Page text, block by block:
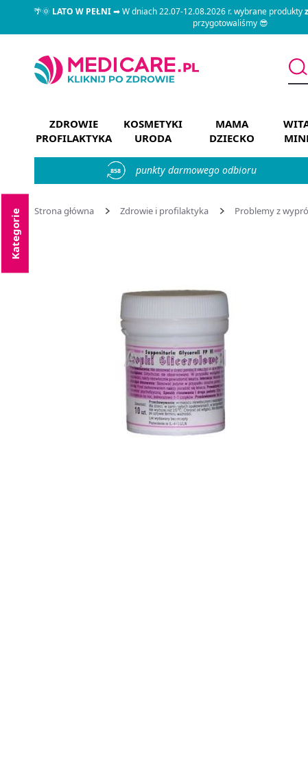
🌴🌞LATO W PEŁNI➡ W dniach 22.07-12.08.2026 r. wybrane produkty
przygotowaliśmy 😎
ZDROWIE
PROFILAKTYKA
KOSMETYKI
URODA
MAMA
DZIECKO
858 punkty darmowego odbioru
Strona główna Zdrowie i profilaktyka Problemy z
Kategorie